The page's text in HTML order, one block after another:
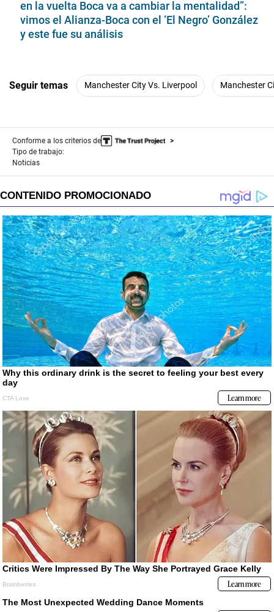
en la vuelta Boca va a cambiar la mentalidad”:
vimos el Alianza-Boca con el ‘El Negro’ González
y este fue su análisis
Seguir temas Manchester City Vs. Liverpool Manchester
Conforme a los criterios de
Tipo de trabajo:
Noticias